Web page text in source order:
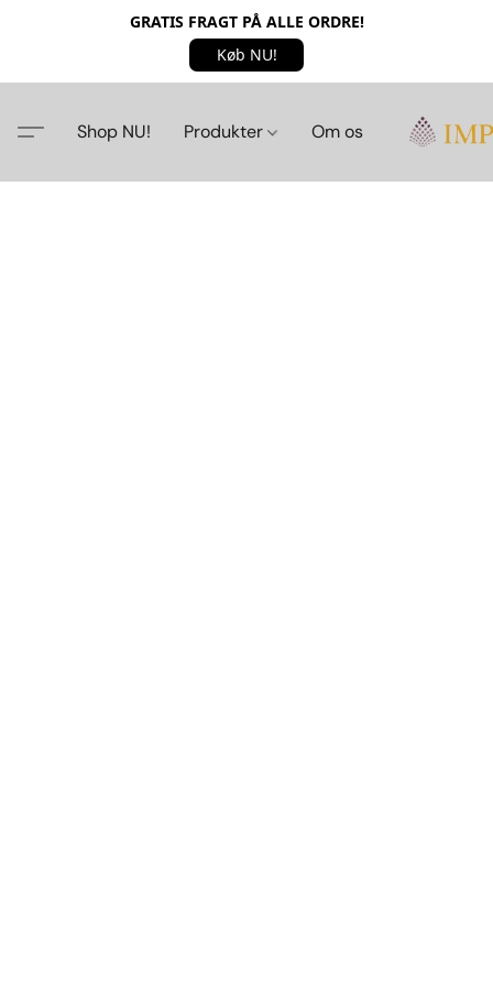
GRATIS FRAGT PÅ ALLE ORDRE!
Køb NU!
Shop NU! Produkter Om os